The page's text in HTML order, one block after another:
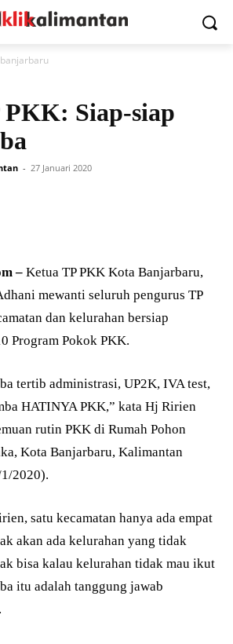
Siap-siap
- 27 Januari 2020
– Ketua TP PKK Kota Banjarbaru,
mewanti seluruh pengurus TP
dan kelurahan bersiap
Program Pokok PKK.
tertib administrasi, UP2K, IVA test,
HATINYA PKK,” kata Hj Ririen
rutin PKK di Rumah Pohon
Kota Banjarbaru, Kalimantan
2020).
satu kecamatan hanya ada empat
akan ada kelurahan yang tidak
bisa kalau kelurahan tidak mau ikut
itu adalah tanggung jawab